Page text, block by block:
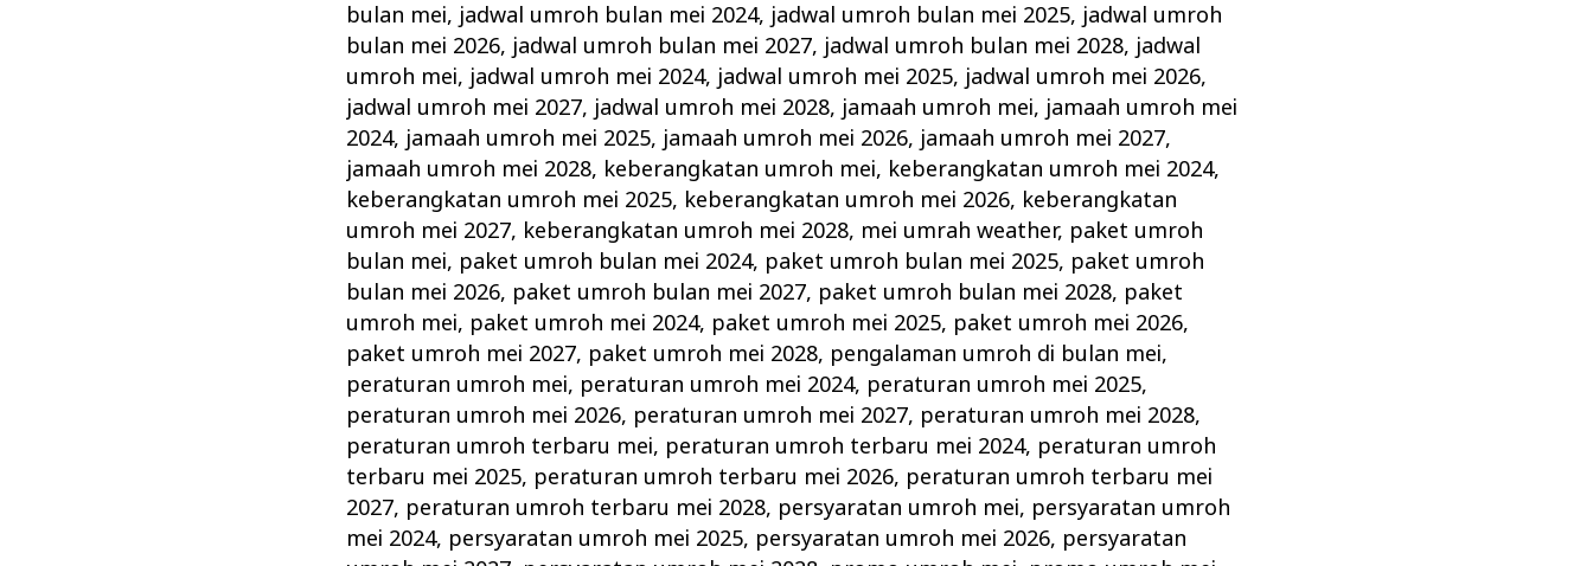
bulan mei, jadwal umroh bulan mei 2024, jadwal umroh bulan mei 2025, jadwal umroh
bulan mei 2026, jadwal umroh bulan mei 2027, jadwal umroh bulan mei 2028, jadwal
umroh mei, jadwal umroh mei 2024, jadwal umroh mei 2025, jadwal umroh mei 2026,
jadwal umroh mei 2027, jadwal umroh mei 2028, jamaah umroh mei, jamaah umroh mei
2024, jamaah umroh mei 2025, jamaah umroh mei 2026, jamaah umroh mei 2027,
jamaah umroh mei 2028, keberangkatan umroh mei, keberangkatan umroh mei 2024,
keberangkatan umroh mei 2025, keberangkatan umroh mei 2026, keberangkatan
umroh mei 2027, keberangkatan umroh mei 2028, mei umrah weather, paket umroh
bulan mei, paket umroh bulan mei 2024, paket umroh bulan mei 2025, paket umroh
bulan mei 2026, paket umroh bulan mei 2027, paket umroh bulan mei 2028, paket
umroh mei, paket umroh mei 2024, paket umroh mei 2025, paket umroh mei 2026,
paket umroh mei 2027, paket umroh mei 2028, pengalaman umroh di bulan mei,
peraturan umroh mei, peraturan umroh mei 2024, peraturan umroh mei 2025,
peraturan umroh mei 2026, peraturan umroh mei 2027, peraturan umroh mei 2028,
peraturan umroh terbaru mei, peraturan umroh terbaru mei 2024, peraturan umroh
terbaru mei 2025, peraturan umroh terbaru mei 2026, peraturan umroh terbaru mei
2027, peraturan umroh terbaru mei 2028, persyaratan umroh mei, persyaratan umroh
mei 2024, persyaratan umroh mei 2025, persyaratan umroh mei 2026, persyaratan